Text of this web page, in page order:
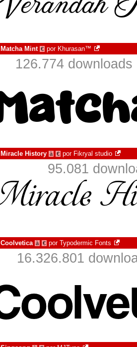
Matcha Mint € por Khurasan™
126.774
Miracle History à € por Fikryal studio
95.081
Coolvetica à € por Typodermic Fonts
16.326.801